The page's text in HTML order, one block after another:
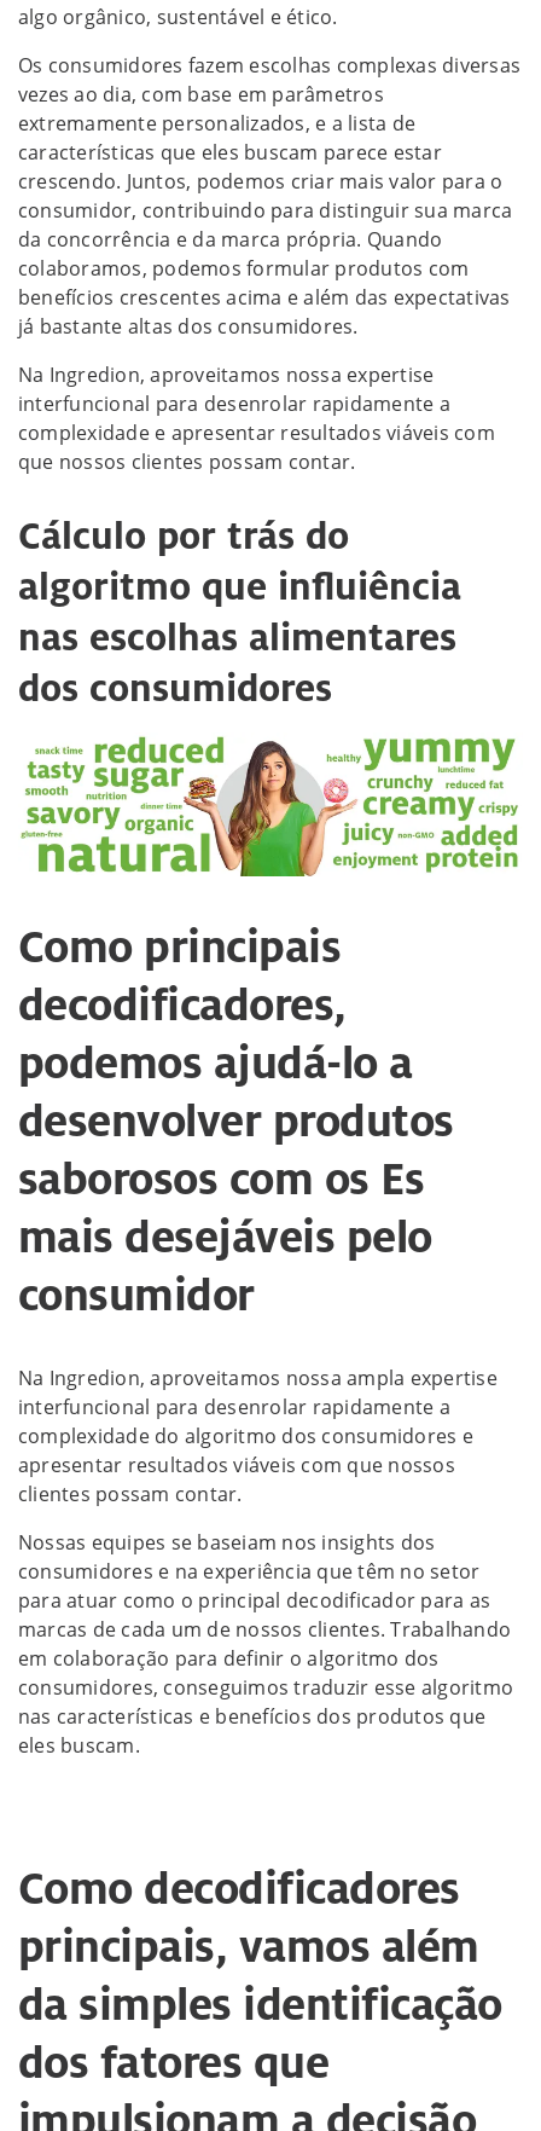
algo orgânico, sustentável e ético.
Os consumidores fazem escolhas complexas diversas
vezes ao dia, com base em parâmetros
extremamente personalizados, e a lista de
características que eles buscam parece estar
crescendo. Juntos, podemos criar mais valor para o
consumidor, contribuindo para distinguir sua marca
da concorrência e da marca própria. Quando
colaboramos, podemos formular produtos com
benefícios crescentes acima e além das expectativas
já bastante altas dos consumidores.
Na Ingredion, aproveitamos nossa expertise
interfuncional para desenrolar rapidamente a
complexidade e apresentar resultados viáveis com
que nossos clientes possam contar.
Cálculo por trás do
algoritmo que influiência
nas escolhas alimentares
dos consumidores
Como principais
decodificadores,
podemos ajudá-lo a
desenvolver produtos
saborosos com os Es
mais desejáveis pelo
consumidor
Na Ingredion, aproveitamos nossa ampla expertise
interfuncional para desenrolar rapidamente a
complexidade do algoritmo dos consumidores e
apresentar resultados viáveis com que nossos
clientes possam contar.
Nossas equipes se baseiam nos insights dos
consumidores e na experiência que têm no setor
para atuar como o principal decodificador para as
marcas de cada um de nossos clientes. Trabalhando
em colaboração para definir o algoritmo dos
consumidores, conseguimos traduzir esse algoritmo
nas características e benefícios dos produtos que
eles buscam.
Como decodificadores
principais, vamos além
da simples identificação
dos fatores que